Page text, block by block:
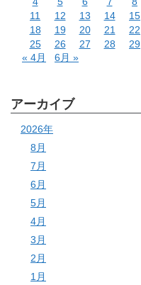
11
12 13 14 15
18
19 20 21 22
25
26 27 28 29
« 4月
6月 »
アーカイブ
2026年
8月
7月
6月
5月
4月
3月
2月
1月